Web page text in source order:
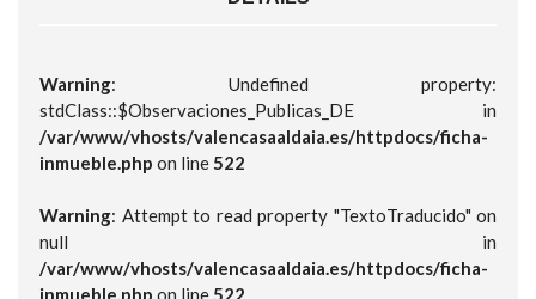
Warning: Undefined property:
stdClass::$Observaciones_Publicas_DE in
/var/www/vhosts/valencasaaldaia.es/httpdocs/ficha-
inmueble.php on line522
Warning: Attempt to read property "TextoTraducido" on
null in
/var/www/vhosts/valencasaaldaia.es/httpdocs/ficha-
inmueble.php on line522